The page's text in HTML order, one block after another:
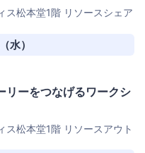
ス松本堂1階 リソースシェア
水）
リーをつなげるワークシ
ス松本堂1階 リソースアウト